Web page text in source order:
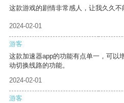
这款游戏的剧情非常感人，让我久久不
2024-02-01
游客
这款加速器app的功能有点单一，可以
动切换线路的功能。
2024-02-01
游客